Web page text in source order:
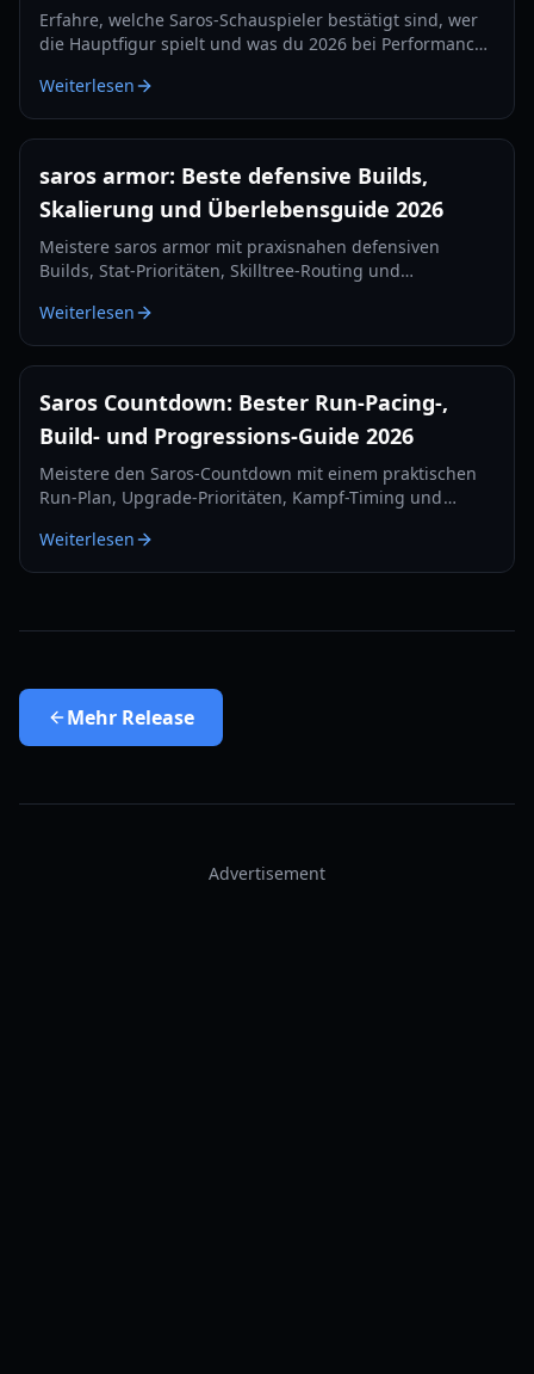
Erfahre, welche Saros-Schauspieler bestätigt sind, wer
die Hauptfigur spielt und was du 2026 bei Performance-
Enthüllungen erwarten kannst.
Weiterlesen
saros armor: Beste defensive Builds,
Skalierung und Überlebensguide 2026
Meistere saros armor mit praxisnahen defensiven
Builds, Stat-Prioritäten, Skilltree-Routing und
2026.
Weiterlesen
Saros Countdown: Bester Run-Pacing-,
Build- und Progressions-Guide 2026
Meistere den Saros-Countdown mit einem praktischen
Run-Plan, Upgrade-Prioritäten, Kampf-Timing und
Weiterlesen
Mehr Release
Advertisement